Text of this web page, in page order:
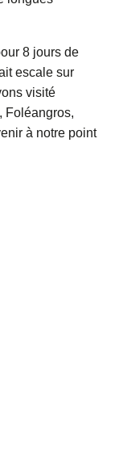
8 jours de
escale sur
visité
Foléangros,
à notre point